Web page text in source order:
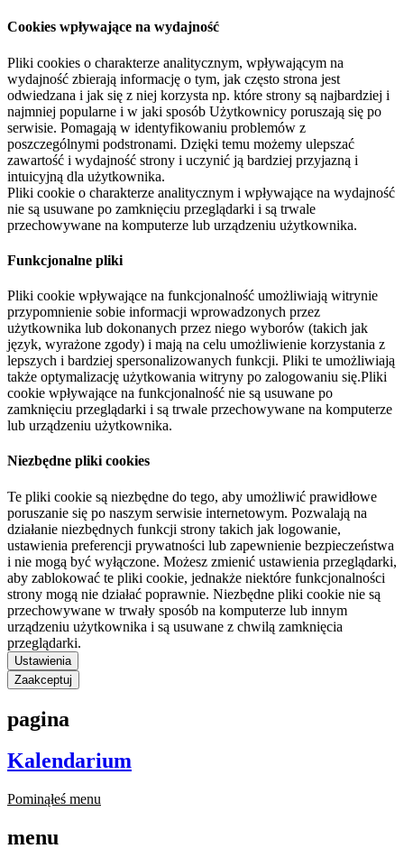
Cookies wpływające na wydajność
Pliki cookies o charakterze analitycznym, wpływającym na
wydajność zbierają informację o tym, jak często strona jest
odwiedzana i jak się z niej korzysta np. które strony są najbardziej i
najmniej popularne i w jaki sposób Użytkownicy poruszają się po
serwisie. Pomagają w identyfikowaniu problemów z
poszczególnymi podstronami. Dzięki temu możemy ulepszać
zawartość i wydajność strony i uczynić ją bardziej przyjazną i
intuicyjną dla użytkownika.
Pliki cookie o charakterze analitycznym i wpływające na wydajność
nie są usuwane po zamknięciu przeglądarki i są trwale
przechowywane na komputerze lub urządzeniu użytkownika.
Funkcjonalne pliki
Pliki cookie wpływające na funkcjonalność umożliwiają witrynie
przypomnienie sobie informacji wprowadzonych przez
użytkownika lub dokonanych przez niego wyborów (takich jak
język, wyrażone zgody) i mają na celu umożliwienie korzystania z
lepszych i bardziej spersonalizowanych funkcji. Pliki te umożliwiają
także optymalizację użytkowania witryny po zalogowaniu się.Pliki
cookie wpływające na funkcjonalność nie są usuwane po
zamknięciu przeglądarki i są trwale przechowywane na komputerze
lub urządzeniu użytkownika.
Niezbędne pliki cookies
Te pliki cookie są niezbędne do tego, aby umożliwić prawidłowe
poruszanie się po naszym serwisie internetowym. Pozwalają na
działanie niezbędnych funkcji strony takich jak logowanie,
ustawienia preferencji prywatności lub zapewnienie bezpieczeństwa
i nie mogą być wyłączone. Możesz zmienić ustawienia przeglądarki,
aby zablokować te pliki cookie, jednakże niektóre funkcjonalności
strony mogą nie działać poprawnie. Niezbędne pliki cookie nie są
przechowywane w trwały sposób na komputerze lub innym
urządzeniu użytkownika i są usuwane z chwilą zamknięcia
przeglądarki.
Ustawienia
Zaakceptuj
pagina
Kalendarium
Pominąłeś menu
menu